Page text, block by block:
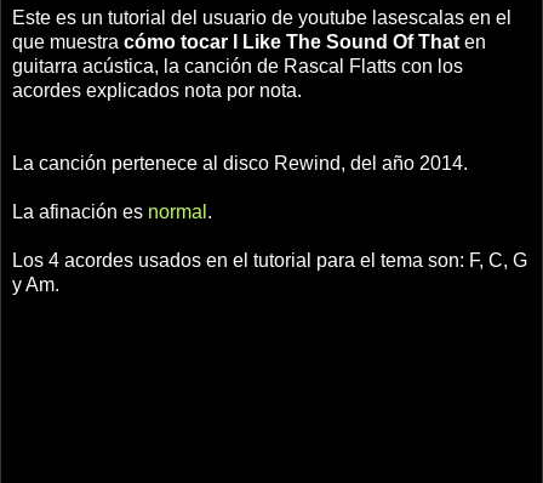
Este es un tutorial del usuario de youtube lasescalas en el
que muestra cómo tocar I Like The Sound Of That en
guitarra acústica, la canción de Rascal Flatts con los
acordes explicados nota por nota.
La canción pertenece al disco Rewind, del año 2014.
La afinación es normal .
Los 4 acordes usados en el tutorial para el tema son: F, C, G
y Am.